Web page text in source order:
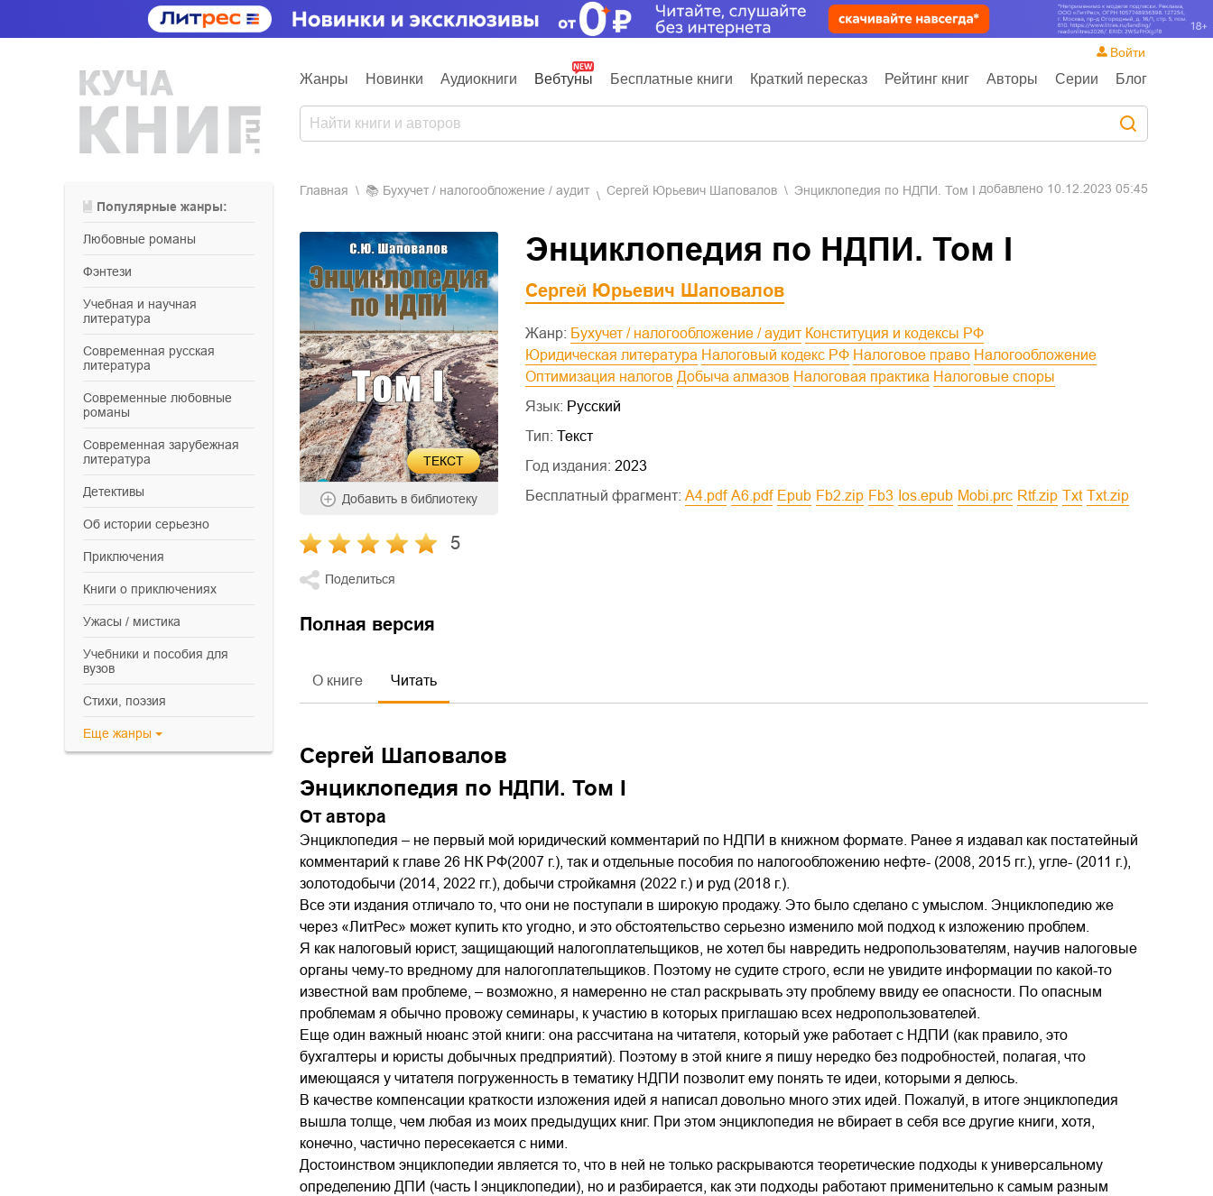
Жанры Новинки Аудиокниги Вебтуны Бесплатные книги Краткий пересказ Рейтинг книг Авторы Серии Блог
Войти
Популярные жанры:
любовные романы
фэнтези
учебная и научная
литература
современная русская
литература
современные любовные
романы
современная зарубежная
литература
детективы
об истории серьезно
приключения
книги о приключениях
ужасы / мистика
учебники и пособия для
вузов
cтихи, поэзия
Еще жанры
Главная 📚 бухучет / налогообложение / аудит Сергей Юрьевич Шаповалов Энциклопедия по НДПИ. Том I добавлено 10.12.2023 05:45
ТЕКСТ
Добавить в библиотеку
5
Поделиться
Энциклопедия по НДПИ. Том I
Сергей Юрьевич Шаповалов
Жанр: Бухучет / налогообложение / аудит
Конституция и кодексы РФ
Юридическая литература
Налоговый кодекс РФ Налоговое право
Налогообложение
Оптимизация налогов
Добыча алмазов Налоговая практика
Налоговые споры
Язык: Русский
Тип: Текст
Год издания: 2023
Бесплатный фрагмент:
a4.pdf a6.pdf epub fb2.zip fb3 ios.epub mobi.prc rtf.zip txt txt.zip
Полная версия
О книге Читать
Сергей Шаповалов
Энциклопедия по НДПИ. Том I
От автора
Энциклопедия – не первый мой юридический комментарий по НДПИ в книжном формате. Ранее я издавал как постатейный
комментарий к главе 26 НК РФ(2007 г.), так и отдельные пособия по налогообложению нефте- (2008, 2015 гг.), угле- (2011 г.),
золотодобычи (2014, 2022 гг.), добычи стройкамня (2022 г.) и руд (2018 г.).
Все эти издания отличало то, что они не поступали в широкую продажу. Это было сделано с умыслом. Энциклопедию же
через «ЛитРес» может купить кто угодно, и это обстоятельство серьезно изменило мой подход к изложению проблем.
Я как налоговый юрист, защищающий налогоплательщиков, не хотел бы навредить недропользователям, научив налоговые
органы чему-то вредному для налогоплательщиков. Поэтому не судите строго, если не увидите информации по какой-то
известной вам проблеме, – возможно, я намеренно не стал раскрывать эту проблему ввиду ее опасности. По опасным
проблемам я обычно провожу семинары, к участию в которых приглашаю всех недропользователей.
Еще один важный нюанс этой книги: она рассчитана на читателя, который уже работает с НДПИ (как правило, это
бухгалтеры и юристы добычных предприятий). Поэтому в этой книге я пишу нередко без подробностей, полагая, что
имеющаяся у читателя погруженность в тематику НДПИ позволит ему понять те идеи, которыми я делюсь.
В качестве компенсации краткости изложения идей я написал довольно много этих идей. Пожалуй, в итоге энциклопедия
вышла толще, чем любая из моих предыдущих книг. При этом энциклопедия не вбирает в себя все другие книги, хотя,
конечно, частично пересекается с ними.
Достоинством энциклопедии является то, что в ней не только раскрываются теоретические подходы к универсальному
определению ДПИ (часть I энциклопедии), но и разбирается, как эти подходы работают применительно к самым разным